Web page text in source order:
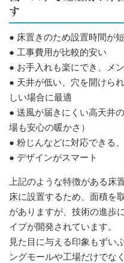
す
● 床置きのため設置時間が
● 工事費用が比較的安い
● お手入れも楽にでき、メ
● 天井が低い、穴を開けら
しい場合に最適
● 送風が届きにくい高天井
場も安心の暖かさ）
● 粉じんなどに対応できる
● デザインがスマート
上記のような特徴がある床
床に設置するため、面積を
がありますが、技術の進歩
イプが開発されています。
見た目に与える印象もずい
ングモールや工場だけでな